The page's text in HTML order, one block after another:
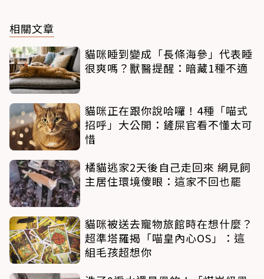
相關文章
貓咪睡到變成「長條海參」代表睡
很爽嗎？獸醫提醒：暗藏1種不適
貓咪正在跟你說哈囉！4種「喵式
招呼」大公開：鏟屎官看不懂太可
惜
橘貓逃家2天後自己走回來 網見飼
主居住環境傻眼：這家不回也罷
貓咪被送去寵物旅館時在想什麼？
超準塔羅揭「喵皇內心OS」：這
組毛孩超想你